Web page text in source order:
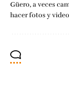
Güero, a veces
hacer fotos y